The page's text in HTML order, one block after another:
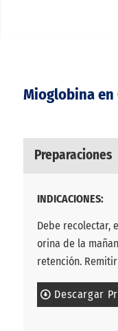
Mioglobina en
Preparaciones
INDICACIONES:
Debe recolectar,
orina de la
retención.
Descargar